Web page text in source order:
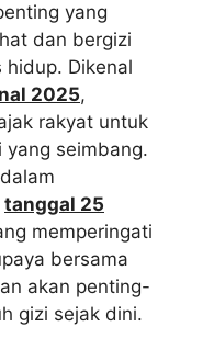
yang
dan bergizi
Dikenal
2025,
rakyat untuk
yang seimbang.
tanggal 25
memperingati
bersama
akan penting-
gizi sejak dini.